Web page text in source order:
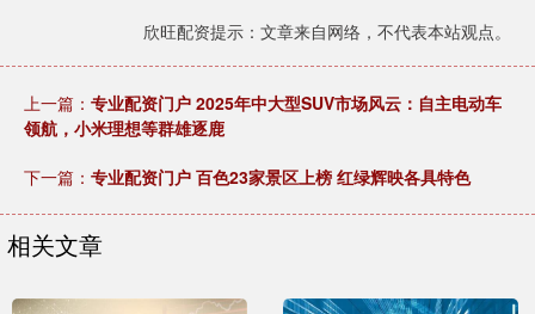
欣旺配资提示：文章来自网络，不代表本站观点。
上一篇： 专业配资门户 2025年中大型SUV市场风云：自主电动车
领航，小米理想等群雄逐鹿
下一篇： 专业配资门户 百色23家景区上榜 红绿辉映各具特色
相关文章